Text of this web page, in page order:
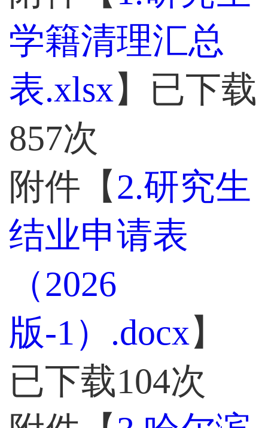
学籍清理汇总
表.xlsx】已下载
857次
附件【2.研究生
结业申请表
（2026
版-1）.docx】
已下载104次